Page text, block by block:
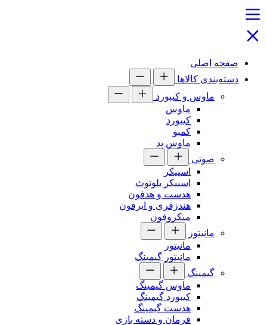
صفحه اصلی
دسته‌بندی کالاها
ماوس و کیبورد
ماوس
کیبورد
کمبو
ماوس پد
صوتی
اسپیکر
اسپیکر بلوتوث
هدست و هدفون
هندزفری و ایرفون
میکروفون
مانیتور
مانیتور
مانیتور گیمینگ
گیمینگ
ماوس گیمینگ
کیبورد گیمینگ
هدست گیمینگ
فرمان و دسته بازی